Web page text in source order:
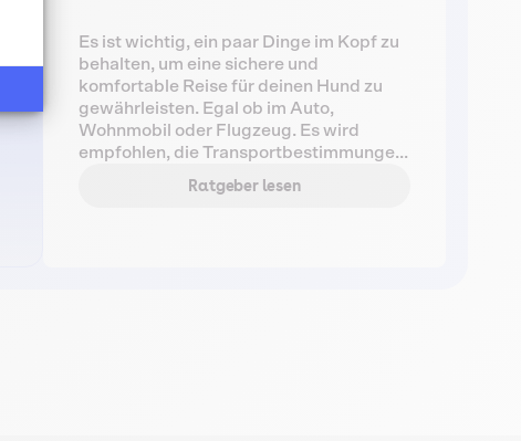
Es ist wichtig, ein paar Dinge im Kopf zu
behalten, um eine sichere und
komfortable Reise für deinen Hund zu
gewährleisten. Egal ob im Auto,
Wohnmobil oder Flugzeug. Es wird
empfohlen, die Transportbestimmungen
Abreise zu überprüfen, eine klare
Ratgeber lesen